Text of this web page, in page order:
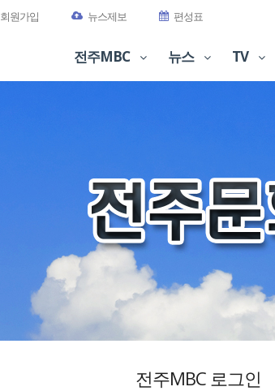
회원가입 뉴스제보 편성표
전주MBC 뉴스 TV
전주MBC 로그인